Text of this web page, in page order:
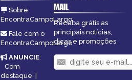
Sobre
EncontraCampoLargo
Fale com o
EncontraCampoLargo
ANUNCIE:
Com
destaque
MAIL
Receba grátis as
principais notícias,
dicas e promoções